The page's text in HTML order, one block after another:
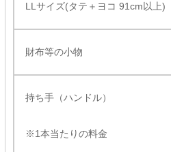
LLサイズ(タテ＋ヨコ 91cm以上)
財布等の小物
持ち手（ハンドル）
※1本当たりの料金